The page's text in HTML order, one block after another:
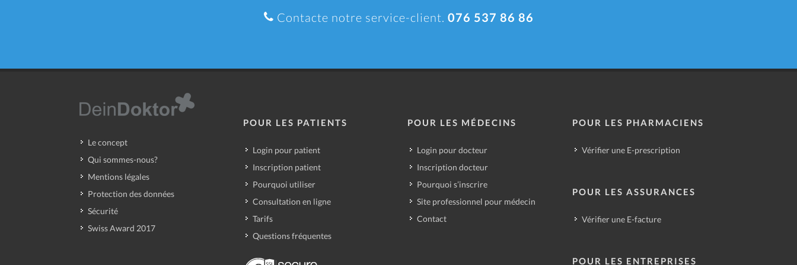
Contacte notre service-client. 076 537 86 86
Le concept
Qui sommes-nous?
Mentions légales
Protection des données
Sécurité
Swiss Award 2017
POUR LES PATIENTS
Login pour patient
Inscription patient
Pourquoi utiliser
Consultation en ligne
Tarifs
Questions fréquentes
POUR LES MÉDECINS
Login pour docteur
Inscription docteur
Pourquoi s’inscrire
Site professionnel pour médecin
Contact
POUR LES PHARMACIENS
Vérifier une E-prescription
POUR LES ASSURANCES
Vérifier une E-facture
POUR LES ENTREPRISES